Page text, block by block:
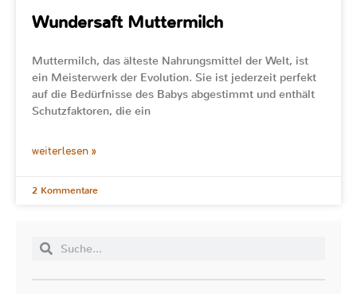
Wundersaft Muttermilch
Muttermilch, das älteste Nahrungsmittel der Welt, ist
ein Meisterwerk der Evolution. Sie ist jederzeit perfekt
auf die Bedürfnisse des Babys abgestimmt und enthält
Schutzfaktoren, die ein
weiterlesen »
2 Kommentare